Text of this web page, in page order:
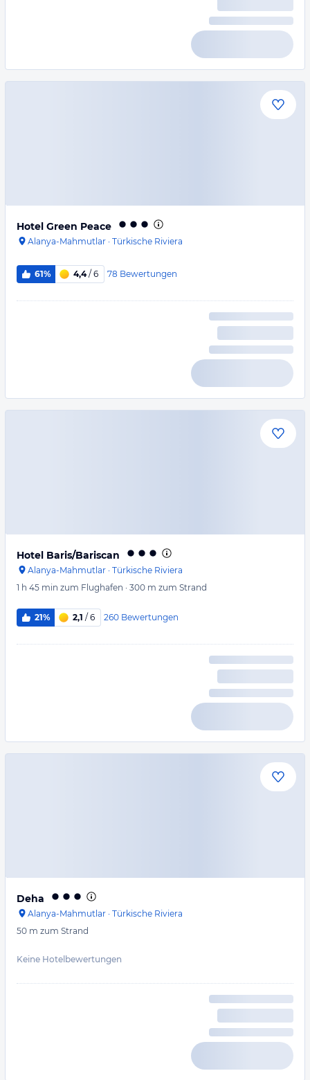
Hotel Green Peace
Alanya-Mahmutlar · Türkische Riviera
61% 4,4/ 6 78 Bewertungen
Hotel Baris/Bariscan
Alanya-Mahmutlar · Türkische Riviera
1 h 45 min zum Flughafen · 300 m zum Strand
21% 2,1 / 6 260 Bewertungen
Deha
Alanya-Mahmutlar · Türkische Riviera
50 m zum Strand
Keine Hotelbewertungen